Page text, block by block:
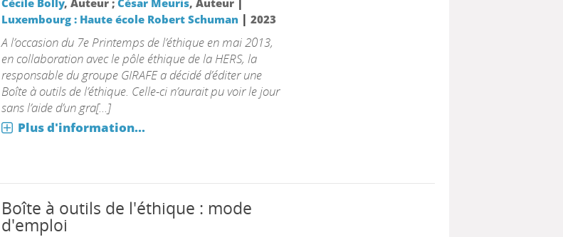
Cécile Bolly, Auteur ; César Meuris, Auteur
Luxembourg : Haute école Robert Schuman | 2023
A l’occasion du 7e Printemps de l’éthique en mai 2013,
en collaboration avec le pôle éthique de la HERS, la
responsable du groupe GIRAFE a décidé d’éditer une
Boîte à outils de l’éthique. Celle-ci n’aurait pu voir le jour
sans l’aide d’un gra[...]
Plus d'information...
Boîte à outils de l'éthique : mode
d'emploi